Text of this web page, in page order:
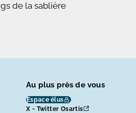
de la sablière
Au plus près de vous
Espace élus
X - Twitter Osartis